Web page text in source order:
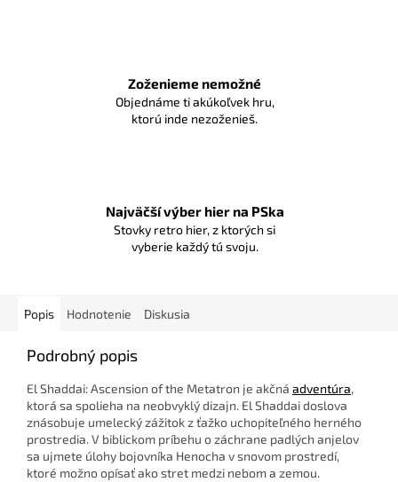
Zoženieme nemožné
Objednáme ti akúkoľvek hru,
ktorú inde nezoženieš.
Najväčší výber hier na PSka
Stovky retro hier, z ktorých si
vyberie každý tú svoju.
Popis Hodnotenie Diskusia
Podrobný popis
El Shaddai: Ascension of the Metatron je akčná adventúra,
ktorá sa spolieha na neobvyklý dizajn. El Shaddai doslova
znásobuje umelecký zážitok z ťažko uchopiteľného herného
prostredia. V biblickom príbehu o záchrane padlých anjelov
sa ujmete úlohy bojovníka Henocha v snovom prostredí,
ktoré možno opísať ako stret medzi nebom a zemou.